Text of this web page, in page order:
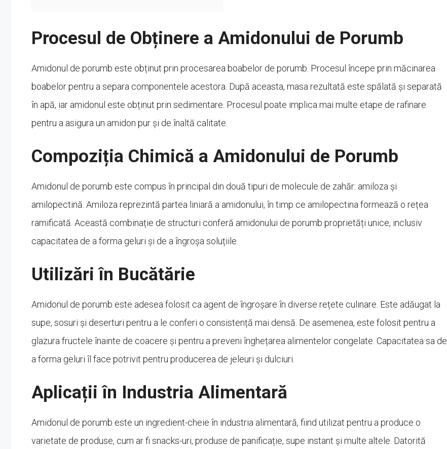
Procesul de Obținere a Amidonului de Porumb
Amidonul de porumb este obținut prin procesarea boabelor de porumb. Procesul începe prin măcinarea
boabelor pentru a separa componentele acestora. După aceasta, masa rezultată este spălată și separată
în apă, iar amidonul este obținut prin sedimentare. Procesul poate implica mai multe etape de rafinare
pentru a asigura un amidon pur și de înaltă calitate.
Compoziția Chimică a Amidonului de Porumb
Amidonul de porumb este compus în principal din două tipuri de molecule de zahăr: amiloza și
amilopectină. Amiloza reprezintă partea liniară a amidonului, în timp ce amilopectina formează o rețea
ramificată. Această combinație de structuri conferă amidonului de porumb proprietăți unice, inclusiv
capacitatea de a forma geluri și de a îngroșa soluțiile.
Utilizări în Bucătărie
Amidonul de porumb este adesea folosit ca agent de îngroșare în diverse rețete culinare. Este adăugat la
supe, sosuri și deserturi pentru a le conferi o consistență mai densă. De asemenea, este folosit pentru a
glazura fructele înainte de coacere și pentru a preveni înghețarea alimentelor congelate. Capacitatea sa de
a forma geluri îl face potrivit pentru producerea de jeleuri și dulciuri.
Aplicații în Industria Alimentară
Amidonul de porumb este un ingredient-cheie în industria alimentară, fiind utilizat pentru a produce o
varietate de produse, cum ar fi snacks-uri, produse de panificație, supe instant și multe altele. Datorită